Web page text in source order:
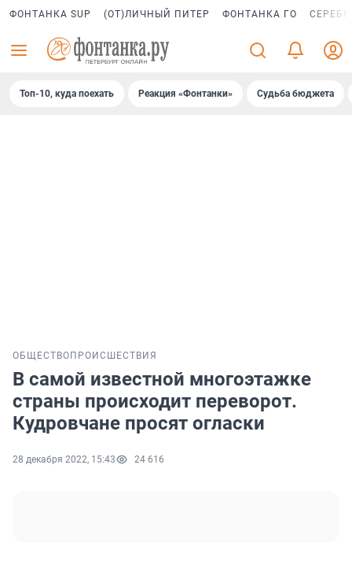
ФОНТАНКА SUP (ОТ)ЛИЧНЫЙ ПИТЕР ФОНТАНКА ГО
Топ-10, куда поехать Реакция «Фонтанки» Судьба бюджета
ОБЩЕСТВО ПРОИСШЕСТВИЯ
В самой известной многоэтажке
страны происходит переворот.
Кудровчане просят огласки
28 декабря 2022, 15:43 24 616